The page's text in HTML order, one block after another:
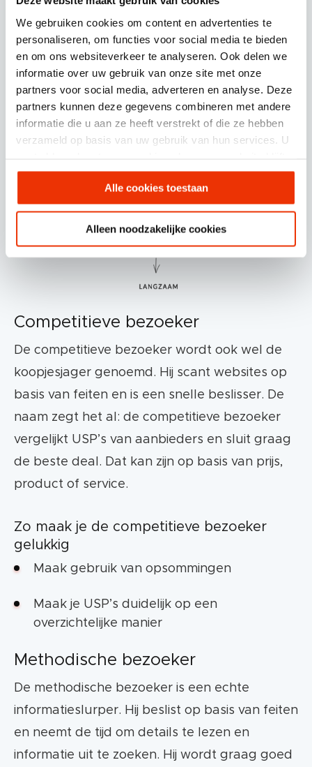
We gebruiken cookies om content en advertenties te
personaliseren, om functies voor social media te bieden
en om ons websiteverkeer te analyseren. Ook delen we
informatie over uw gebruik van onze site met onze
partners voor social media, adverteren en analyse. Deze
partners kunnen deze gegevens combineren met andere
informatie die u aan ze heeft verstrekt of die ze hebben
verzameld op basis van uw gebruik van hun services. U
gebruiken.
Alle cookies toestaan
Alleen noodzakelijke cookies
Competitieve bezoeker
De competitieve bezoeker wordt ook wel de
koopjesjager genoemd. Hij scant websites op
basis van feiten en is een snelle beslisser. De
naam zegt het al: de competitieve bezoeker
vergelijkt USP’s van aanbieders en sluit graag
de beste deal. Dat kan zijn op basis van prijs,
product of service.
Zo maak je de competitieve bezoeker
gelukkig
Maak gebruik van opsommingen
Maak je USP’s duidelijk op een
overzichtelijke manier
Methodische bezoeker
De methodische bezoeker is een echte
informatieslurper. Hij beslist op basis van feiten
en neemt de tijd om details te lezen en
informatie uit te zoeken. Hij wordt graag goed